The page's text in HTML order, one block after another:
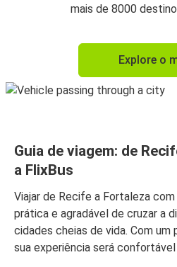
mais de 8000
Explore o
Guia de viagem: de
a FlixBus
Viajar de Recife a Fortaleza com
prática e agradável de cruzar a
cidades cheias de vida. Com
sua experiência será